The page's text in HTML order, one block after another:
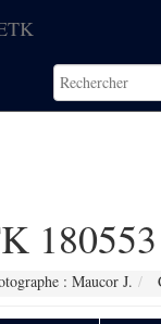
180553
: Maucor J.